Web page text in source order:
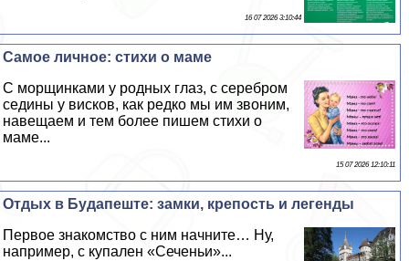
16 07 2026 3:10:44
Самое личное: стихи о маме
С морщинками у родных глаз, с серебром
седины у висков, как редко мы им звоним,
навещаем и тем более пишем стихи о
маме...
15 07 2026 12:10:11
Отдых в Будапеште: замки, крепость и легенды
Первое знакомство с ним начните… Ну,
например, с купален «Сеченьи»...